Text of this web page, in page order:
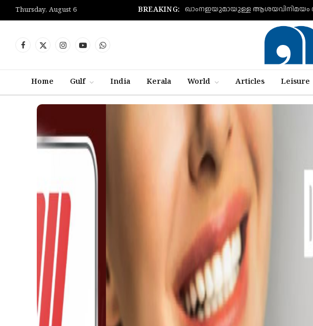
Thursday, August 6 BREAKING:
Facebook
X
InstagramYouTubeWhatsApp
Home Gulf India Kerala World Articles Leisure